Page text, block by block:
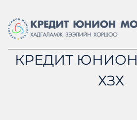
КРЕДИТ
ХЗХ